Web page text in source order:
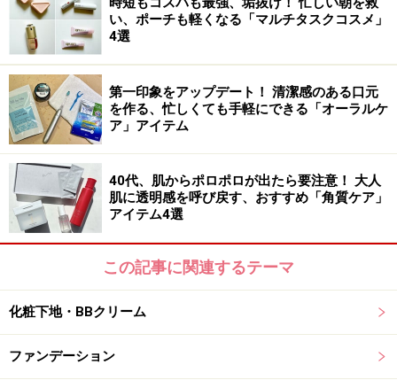
リップフォンデュ
限定2色（左：アイシーブルー、右：アイシーピンク）
各オープン価格 2026年6月20日限定発売
どちらも発色を楽しむというより、唇にツヤや透明感を
プラスするタイプなので、大人のナチュラルメイクにも
取り入れやすいカラーとなっています。
「アイシーブルー」は、ブルーの偏光パールを配合した
クリアカラー。
ラメが入っていて透明感がアップするアイシーブルー
唇にのせると色味は控えめですが、角度によってブルー
ラメがきらめき、透明感のある印象に仕上げてくれま
い、ポーチも軽くなる「マルチタスクコスメ」
4選
第一印象をアップデート！ 清潔感のある口元
を作る、忙しくても手軽にできる「オーラルケ
ア」アイテム
40代、肌からポロポロが出たら要注意！ 大人
肌に透明感を呼び戻す、おすすめ「角質ケア」
アイテム4選
この記事に関連するテーマ
化粧下地・BBクリーム
ファンデーション